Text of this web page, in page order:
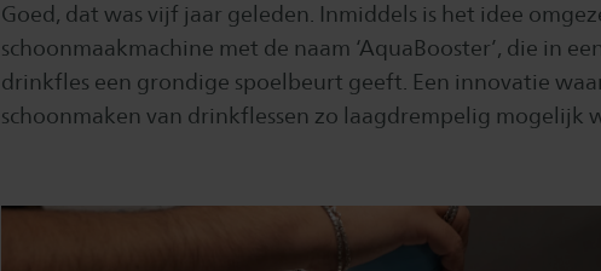
Goed, dat was vijf jaar geleden. Inmiddels is het idee
schoonmaakmachine met de naam ‘AquaBooster’, die in
drinkfles een grondige spoelbeurt geeft. Een innovatie
schoonmaken van drinkflessen zo laagdrempelig mogelijk